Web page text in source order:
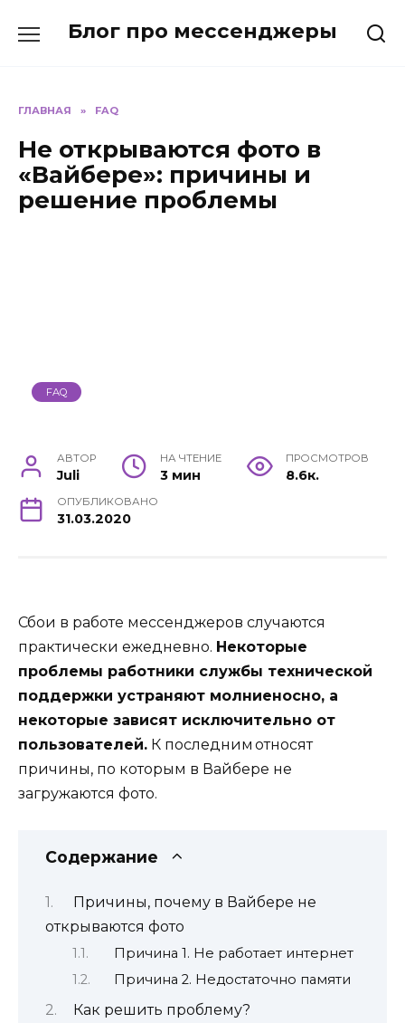
Блог про мессенджеры
ГЛАВНАЯ » FAQ
Не открываются фото в
«Вайбере»: причины и
решение проблемы
FAQ
АВТОР
Juli
НА ЧТЕНИЕ
3 мин
ПРОСМОТРОВ
8.6к.
ОПУБЛИКОВАНО
31.03.2020
Сбои в работе мессенджеров случаются
практически ежедневно. Некоторые
проблемы работники службы технической
поддержки устраняют молниеносно, а
некоторые зависят исключительно от
пользователей. К последним относят
причины, по которым в Вайбере не
загружаются фото.
Содержание
Причины, почему в Вайбере не
открываются фото
Причина 1. Не работает интернет
Причина 2. Недостаточно памяти
Как решить проблему?